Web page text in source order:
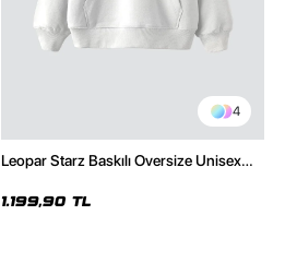
4
Leopar Starz Baskılı Oversize Unisex
1.199,90 TL